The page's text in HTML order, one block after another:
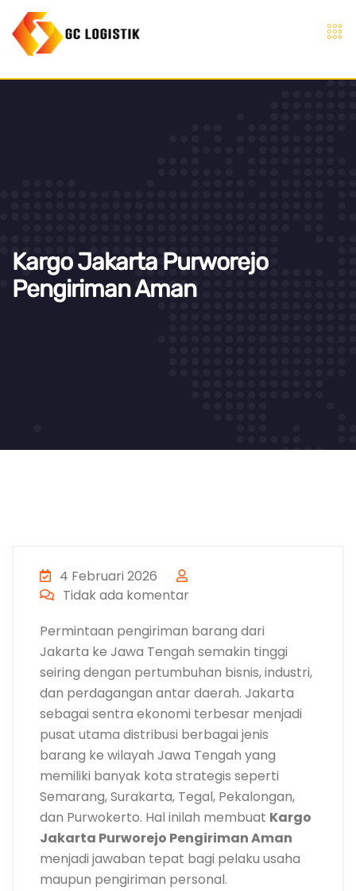
Kargo Jakarta Purworejo
Pengiriman Aman
4 Februari 2026
Tidak ada komentar
Permintaan pengiriman barang dari
Jakarta ke Jawa Tengah semakin tinggi
seiring dengan pertumbuhan bisnis, industri,
dan perdagangan antar daerah. Jakarta
sebagai sentra ekonomi terbesar menjadi
pusat utama distribusi berbagai jenis
barang ke wilayah Jawa Tengah yang
memiliki banyak kota strategis seperti
Semarang, Surakarta, Tegal, Pekalongan,
dan Purwokerto. Hal inilah membuat Kargo
Jakarta Purworejo Pengiriman Aman
menjadi jawaban tepat bagi pelaku usaha
maupun pengiriman personal.